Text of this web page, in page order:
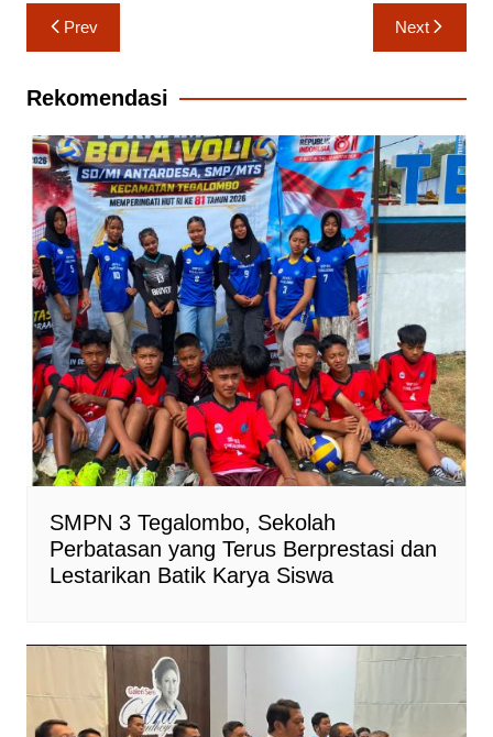
Navigasi
pos
Prev Next
Rekomendasi
SMPN 3 Tegalombo, Sekolah
Perbatasan yang Terus Berprestasi dan
Lestarikan Batik Karya Siswa